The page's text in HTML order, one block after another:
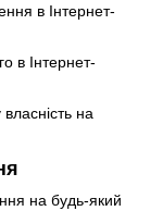
в Інтернет-
в Інтернет-
на
на будь-який